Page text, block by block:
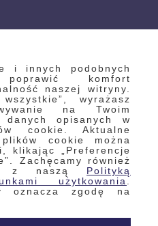
i innych podobnych
komfort
naszej witryny.
wyrażasz
na Twoim
danych opisanych w
cookie. Aktualne
cookie można
klikając „Preferencje
Zachęcamy również
z naszą Polityką
użytkowania
oznacza zgodę na
cookie